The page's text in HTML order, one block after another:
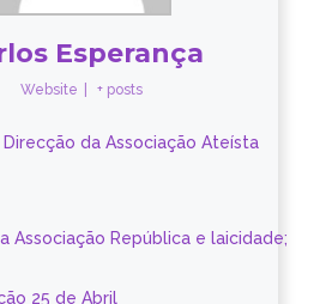
Esperança
Website + posts
da Associação Ateísta
Associação República e laicidade;
25 de Abril